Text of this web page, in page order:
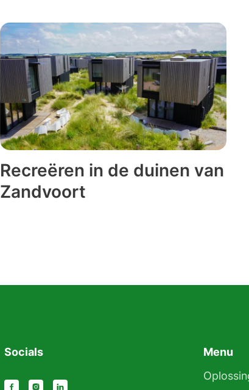
Recreëren in de duinen van
Zandvoort
Socials
Menu